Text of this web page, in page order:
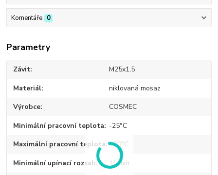
Komentáře 0
Parametry
Závit M25x1,5
Materiál niklovaná mosaz
Výrobce COSMEC
Minimální pracovní teplota -25°C
Maximální pracovní teplota +80°C
Minimální upínací rozsah 11 mm